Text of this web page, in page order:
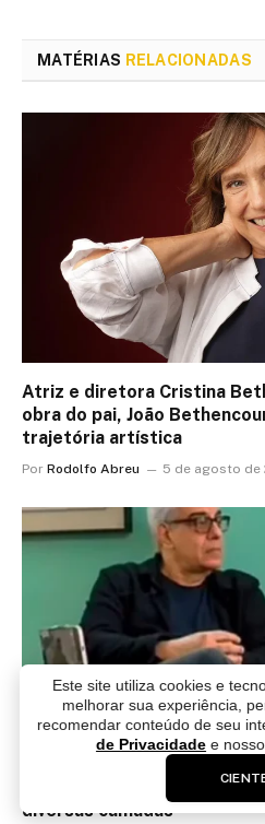
Este site utiliza cookies e
melhorar sua experiência,
recomendar conteúdo de seu
de Privacidade e
MATÉRIAS RELACIONADAS
Atriz e diretora Cristina
obra do pai, João
trajetória artística
Por Rodolfo Abreu 5 de agosto de
Sergio Zobaran é sobre
diversas camadas